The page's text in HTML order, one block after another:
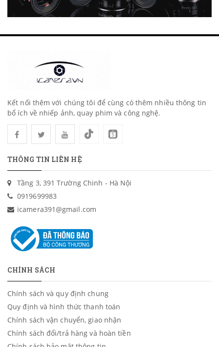
Kết nối thêm với chúng tôi để cùng có thêm nhiều thông tin
bổ ích về nhiếp ảnh, quay phim và công nghệ.
THÔNG TIN LIÊN HỆ
Tầng 3, 391 Trường Chinh - Hà Nội
0919699983
icamera391@gmail.com
CHÍNH SÁCH
Chính sách và quy định chung
Quy định và hình thức thanh toán
Chính sách vận chuyển, giao nhận
Chính sách đổi/trả hàng và hoàn tiền